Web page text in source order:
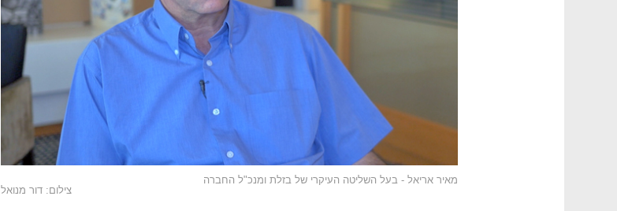
מאיר אריאל - בעל השליטה העיקרי של בזלת ומנכ"ל החברה
צילום: דור מנואל